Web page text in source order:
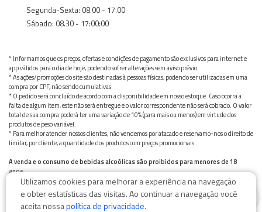
Segunda-Sexta: 08.00 - 17.00
Sábado: 08.30 - 17:00:00
* Informamos que os preços, ofertas e condições de pagamento são exclusivos para internet e
app válidos para o dia de hoje, podendo sofrer alterações sem aviso prévio.
* As ações/promoções do site são destinadas à pessoas físicas, podendo ser utilizadas em uma
compra por CPF, não sendo cumulativas.
* O pedido será concluído de acordo com a disponibilidade em nosso estoque. Caso ocorra a
falta de algum item, este não será entregue e o valor correspondente não será cobrado. O valor
total de sua compra poderá ter uma variação de 10% (para mais ou menos) em virtude dos
produtos de peso variável.
* Para melhor atender nossos clientes, não vendemos por atacado e reservamo-nos o direito de
limitar, por cliente, a quantidade dos produtos com preços promocionais.
A venda e o consumo de bebidas alcoólicas são proibidos para menores de 18
anos.
Bebida alcoólica pode causar dependência química e, em excesso, provoca graves males à saúde.
Beba com moderação
Utilizamos cookies para melhorar a experiência na navegação
e obter estatísticas das visitas. Ao continuar a navegação você
aceita nossapolítica de privacidade.